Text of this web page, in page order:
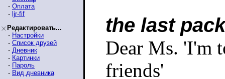
- Оплата
- ljr-fif
Редактировать...
- Настройки
- Список друзей
- Дневник
- Картинки
- Пароль
- Вид дневника
the last
Dear Ms. 'I'm
friends'